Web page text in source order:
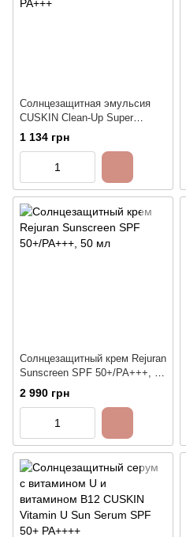
Солнцезащитная эмульсия
CUSKIN Clean-Up Super
Screen SPF 50+ PA+++
1 134 грн
Солнцезащитный крем Rejuran
Sunscreen SPF 50+/PA+++, 50
мл
2 990 грн